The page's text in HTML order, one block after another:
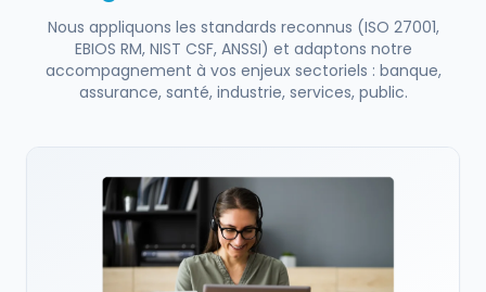
Nous appliquons les standards reconnus (ISO 27001,
EBIOS RM, NIST CSF, ANSSI) et adaptons notre
accompagnement à vos enjeux sectoriels : banque,
assurance, santé, industrie, services, public.